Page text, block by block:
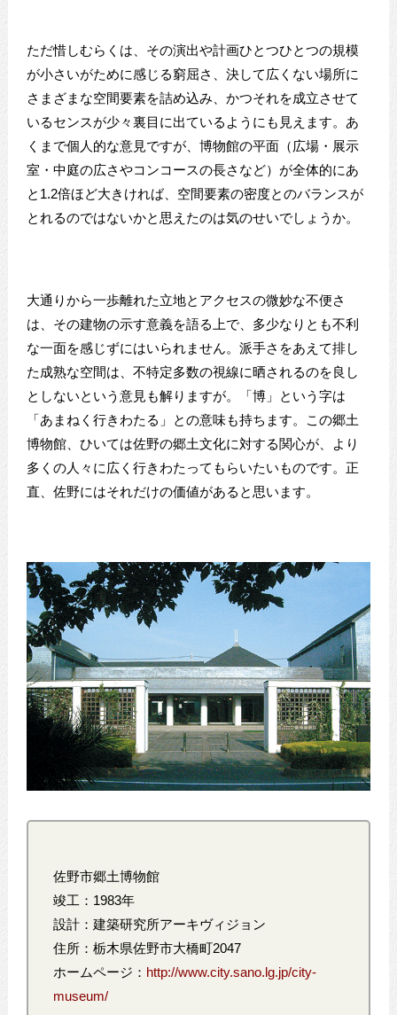
ただ惜しむらくは、その演出や計画ひとつひとつの規模
が小さいがために感じる窮屈さ、決して広くない場所に
さまざまな空間要素を詰め込み、かつそれを成立させて
いるセンスが少々裏目に出ているようにも見えます。あ
くまで個人的な意見ですが、博物館の平面（広場・展示
室・中庭の広さやコンコースの長さなど）が全体的にあ
と1.2倍ほど大きければ、空間要素の密度とのバランスが
とれるのではないかと思えたのは気のせいでしょうか。
大通りから一歩離れた立地とアクセスの微妙な不便さ
は、その建物の示す意義を語る上で、多少なりとも不利
な一面を感じずにはいられません。派手さをあえて排し
た成熟な空間は、不特定多数の視線に晒されるのを良し
としないという意見も解りますが。「博」という字は
「あまねく行きわたる」との意味も持ちます。この郷土
博物館、ひいては佐野の郷土文化に対する関心が、より
多くの人々に広く行きわたってもらいたいものです。正
直、佐野にはそれだけの価値があると思います。
佐野市郷土博物館
竣工：1983年
設計：建築研究所アーキヴィジョン
住所：栃木県佐野市大橋町2047
ホームページ： http://www.city.sano.lg.jp/city-
museum/